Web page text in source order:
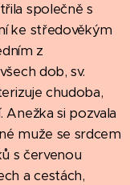
společně s
ke středověkým
z
dob, sv.
chudoba,
si pozvala
muže se srdcem
s červenou
a cestách,